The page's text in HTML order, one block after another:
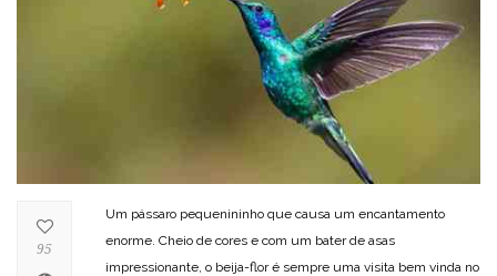
Um pássaro pequenininho que causa um encantamento
enorme. Cheio de cores e com um bater de asas
impressionante, o beija-flor é sempre uma visita bem vinda no
95